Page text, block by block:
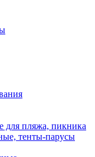
для пляжа, пикника
тенты-парусы